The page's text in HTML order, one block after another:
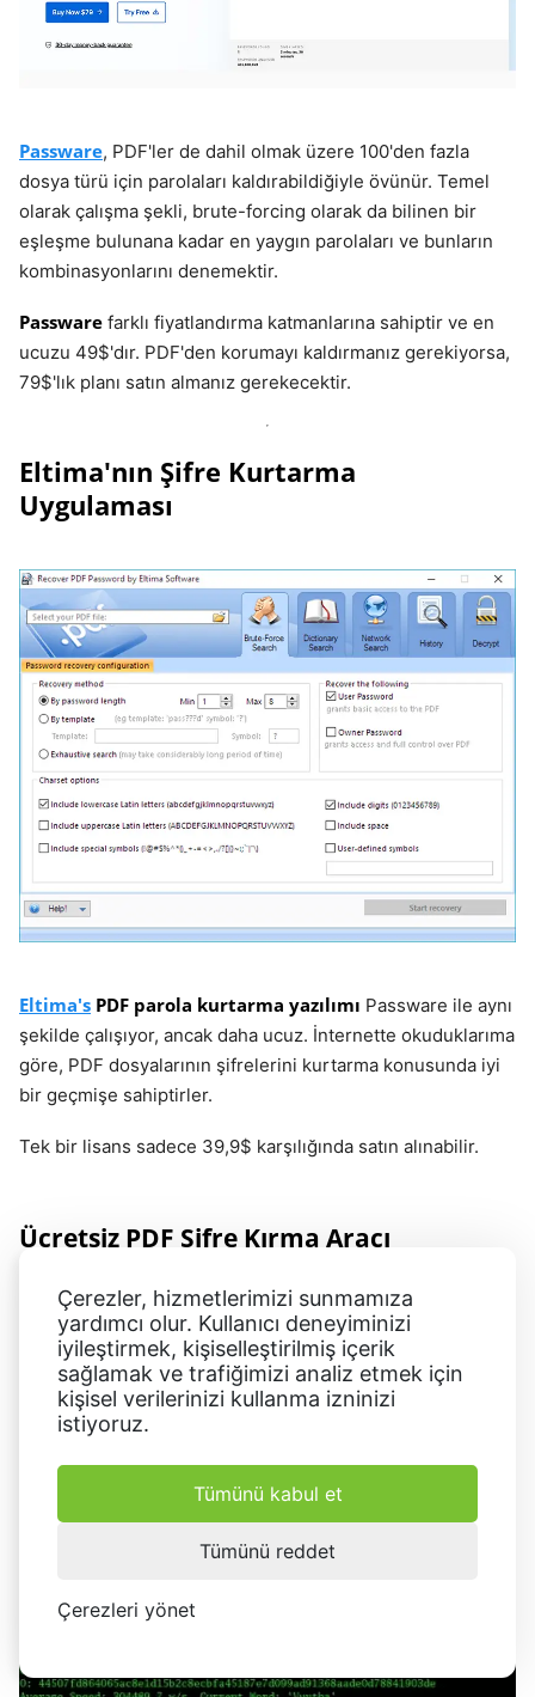
Çerezler, hizmetlerimizi sunmamıza
yardımcı olur. Kullanıcı deneyiminizi
iyileştirmek, kişiselleştirilmiş içerik
sağlamak ve trafiğimizi analiz etmek için
kişisel verilerinizi kullanma izninizi
istiyoruz.
Tümünü kabul et
Tümünü reddet
Çerezleri yönet
Passware, PDF'ler de dahil olmak üzere 100'den fazla
dosya türü için parolaları kaldırabildiğiyle övünür. Temel
olarak çalışma şekli, brute-forcing olarak da bilinen bir
eşleşme bulunana kadar en yaygın parolaları ve bunların
kombinasyonlarını denemektir.
Passware farklı fiyatlandırma katmanlarına sahiptir ve en
ucuzu 49$'dır. PDF'den korumayı kaldırmanız gerekiyorsa,
79$'lık planı satın almanız gerekecektir.
Eltima'nın Şifre Kurtarma
Uygulaması
Eltima's PDF parola kurtarma yazılımı Passware ile aynı
şekilde çalışıyor, ancak daha ucuz. İnternette okuduklarıma
göre, PDF dosyalarının şifrelerini kurtarma konusunda iyi
bir geçmişe sahiptirler.
Tek bir lisans sadece 39,9$ karşılığında satın alınabilir.
Ücretsiz PDF Şifre Kırma Aracı